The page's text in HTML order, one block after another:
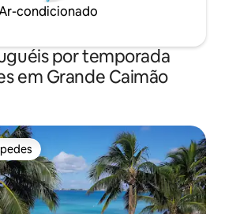
condicionado
por temporada
em Grande Caimão
dos hóspedes